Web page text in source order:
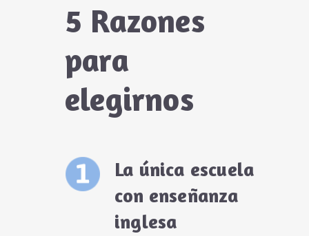
5 Razones
para
elegirnos
La única escuela
con enseñanza
inglesa